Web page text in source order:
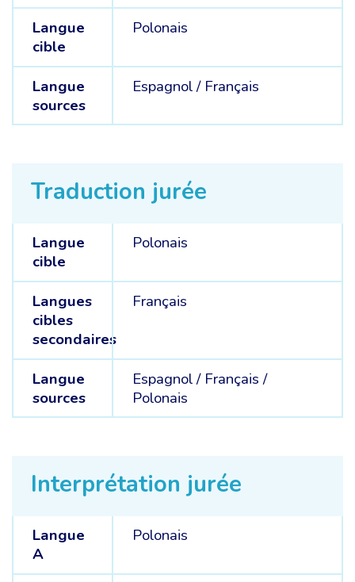
Langue
cible
Polonais
Langue
sources
Espagnol / Français
Traduction jurée
Langue
cible
Polonais
Langues
cibles
secondaires
Français
Langue
sources
Espagnol / Français /
Polonais
Interprétation jurée
Langue
A
Polonais